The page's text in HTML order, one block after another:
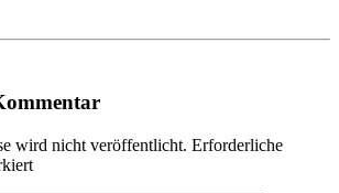
wird nicht veröffentlicht. Erforderliche